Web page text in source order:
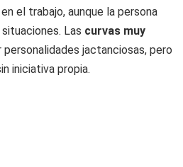
el trabajo, aunque la persona
Las curvas muy
personalidades jactanciosas, pero
iniciativa propia.